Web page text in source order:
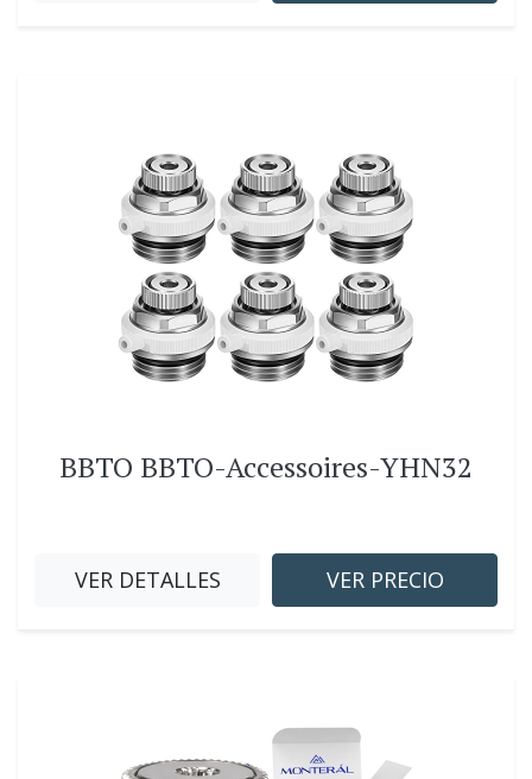
BBTO BBTO-Accessoires-YHN32
VER DETALLES VER PRECIO